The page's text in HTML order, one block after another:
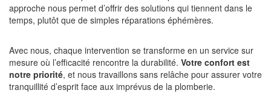
approche nous permet d’offrir des solutions qui tiennent dans le
temps, plutôt que de simples réparations éphémères.
Avec nous, chaque intervention se transforme en un service sur
mesure où l’efficacité rencontre la durabilité. Votre confort est
notre priorité, et nous travaillons sans relâche pour assurer votre
tranquillité d’esprit face aux imprévus de la plomberie.